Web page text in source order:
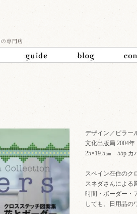
デザイン／ピラー
文化出版局 2004
25×19.5㎝ 55p
スペイン在住のク
スネダさんによる
時間・ボーダー・
しても、日用品の